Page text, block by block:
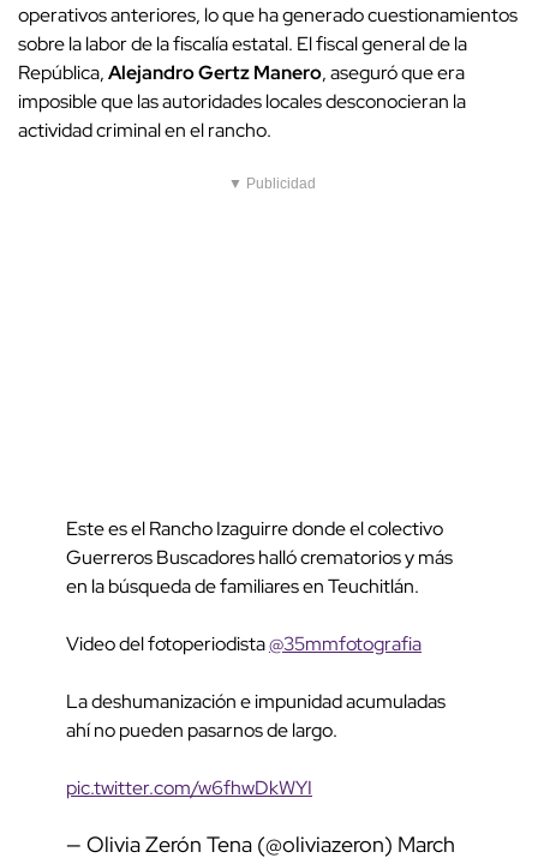
operativos anteriores, lo que ha generado cuestionamientos
sobre la labor de la fiscalía estatal. El fiscal general de la
República,Alejandro Gertz Manero, aseguró que era
imposible que las autoridades locales desconocieran la
actividad criminal en el rancho.
▼ Publicidad
Este es el Rancho Izaguirre donde el colectivo
Guerreros Buscadores halló crematorios y más
en la búsqueda de familiares en Teuchitlán.
Video del fotoperiodista@35mmfotografia
La deshumanización e impunidad acumuladas
ahí no pueden pasarnos de largo.
pic.twitter.com/w6fhwDkWYI
— Olivia Zerón Tena (@oliviazeron) March